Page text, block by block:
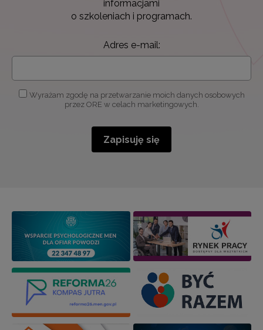
informacjami
o szkoleniach i programach.
Adres e-mail:
Wyrażam zgodę na przetwarzanie moich danych osobowych
przez ORE w celach marketingowych.
Zapisuję się